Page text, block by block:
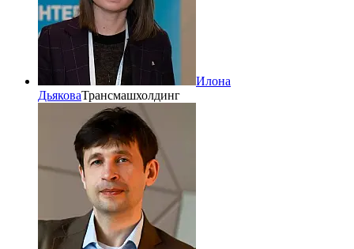
Илона
ДьяковаТрансмашхолдинг